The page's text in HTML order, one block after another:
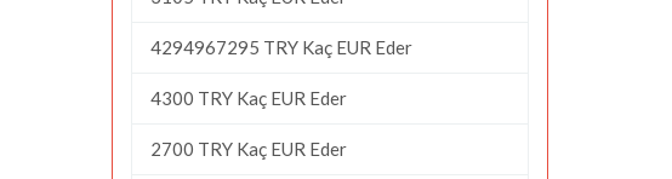
4294967295 TRY Kaç EUR Eder
4300 TRY Kaç EUR Eder
2700 TRY Kaç EUR Eder